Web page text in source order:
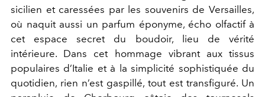
sicilien et caressées par les souvenirs de Versailles,
où naquit aussi un parfum éponyme, écho olfactif à
cet espace secret du boudoir, lieu de vérité
intérieure. Dans cet hommage vibrant aux tissus
populaires d’Italie et à la simplicité sophistiquée du
quotidien, rien n’est gaspillé, tout est transfiguré. Un